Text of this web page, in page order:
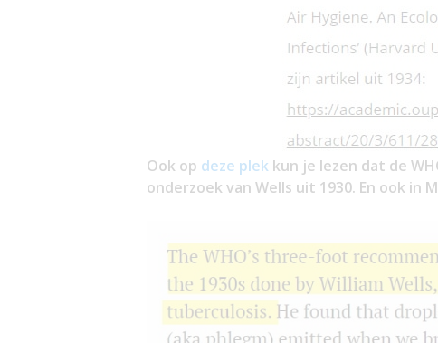
Ook op deze plek kun je lezen dat de
onderzoek van Wells uit 1930. En ook in